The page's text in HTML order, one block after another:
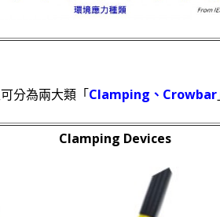
分為兩大類「Clamping、Crowbar
Clamping Devices